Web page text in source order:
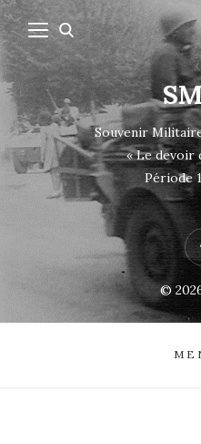
Souvenir
« Le devoir
Période
©